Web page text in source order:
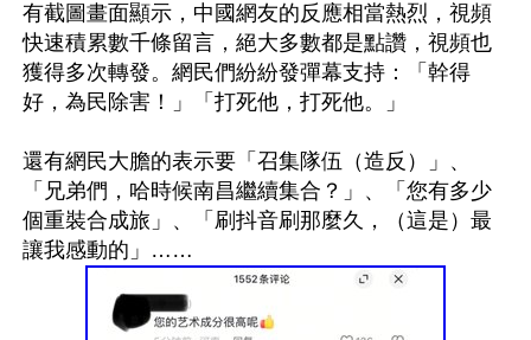
有截圖畫面顯示，中國網友的反應相當熱烈，視頻
快速積累數千條留言，絕大多數都是點讚，視頻也
獲得多次轉發。網民們紛紛發彈幕支持：「幹得
好，為民除害！」「打死他，打死他。」
還有網民大膽的表示要「召集隊伍（造反）」、
「兄弟們，哈時候南昌繼續集合？」、「您有多少
個重裝合成旅」、「刷抖音刷那麼久，（這是）最